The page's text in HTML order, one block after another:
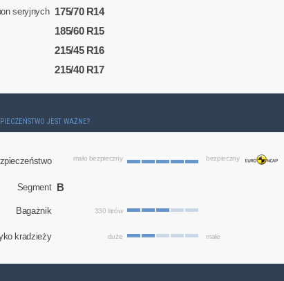
seryjnych 175/70 R14
185/60 R15
215/45 R16
215/40 R17
JEST WAŻNE?
mało bezpieczny bezpieczny
Segment B
Bagażnik 330 litrów
kradzieży duże małe